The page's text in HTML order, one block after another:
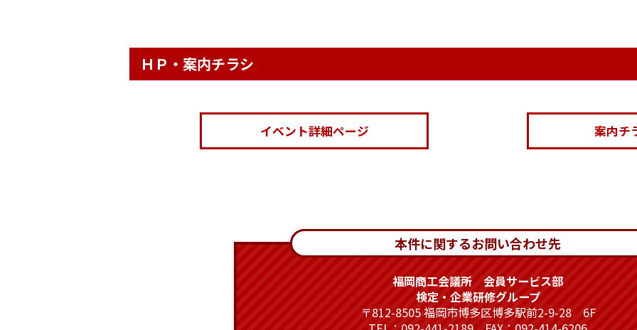
ＨＰ・案内チラシ
イベント詳細ページ 案内チ
本件に関するお問い合わせ先
福岡商工会議所 会員サービス部
検定・企業研修グループ
〒812-8505 福岡市博多区博多駅前2-9-28 6F